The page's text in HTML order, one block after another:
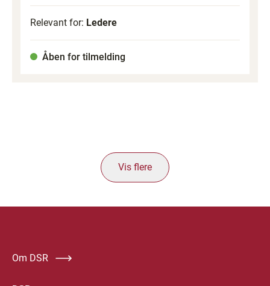
Relevant for: Ledere
Åben for tilmelding
Vis flere
Om DSR